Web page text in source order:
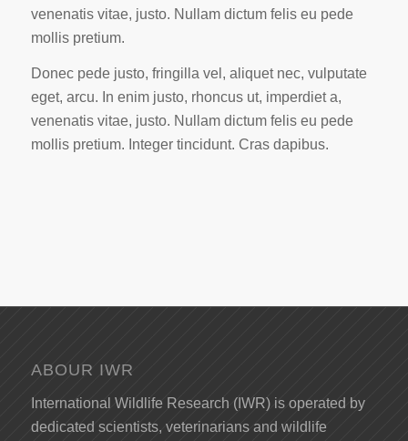
venenatis vitae, justo. Nullam dictum felis eu pede
mollis pretium.
Donec pede justo, fringilla vel, aliquet nec, vulputate
eget, arcu. In enim justo, rhoncus ut, imperdiet a,
venenatis vitae, justo. Nullam dictum felis eu pede
mollis pretium. Integer tincidunt. Cras dapibus.
ABOUR IWR
International Wildlife Research (IWR) is operated by
dedicated scientists, veterinarians and wildlife